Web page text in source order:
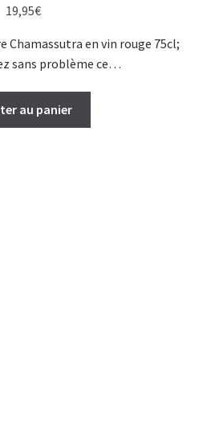
19,95€
Chamassutra en vin rouge 75cl;
sans problème ce…
au panier